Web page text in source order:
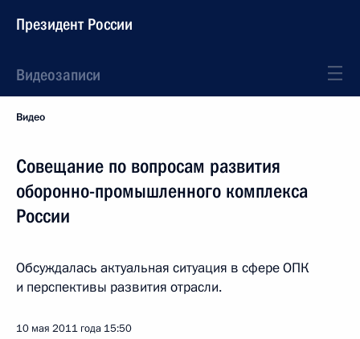
Президент России
Видеозаписи
Видео
Совещание по вопросам развития
оборонно-промышленного комплекса
России
Обсуждалась актуальная ситуация в сфере ОПК
и перспективы развития отрасли.
10 мая 2011 года 15:50